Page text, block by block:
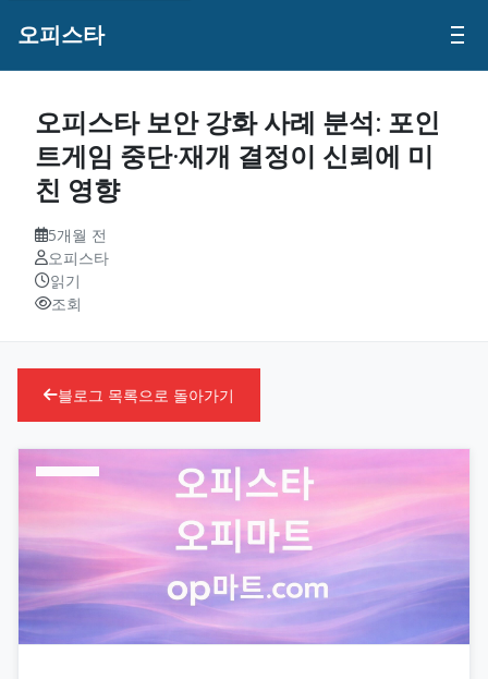
오피스타
오피스타 보안 강화 사례 분석: 포인
트게임 중단·재개 결정이 신뢰에 미
친 영향
5개월 전
오피스타
읽기
조회
블로그 목록으로 돌아가기